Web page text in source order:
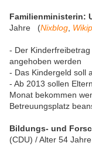
Familienministerin:
Jahre (Nixblog
- Der
angehoben werden
- Das Kindergeld soll
- Ab 2013 sollen
Monat bekommen
Betreuungsplatz
Bildungs- und
(CDU) / Alter 54